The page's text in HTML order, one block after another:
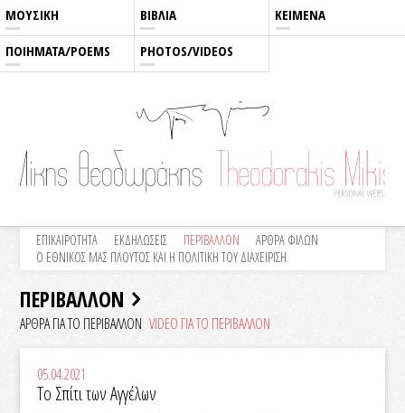
ΜΟΥΣΙΚΗ ΒΙΒΛΙΑ ΚΕΙΜΕΝΑ
ΠΟΙΗΜΑΤΑ/POEMS PHOTOS/VIDEOS
ΕΠΙΚΑΙΡΟΤΗΤΑ ΕΚΔΗΛΩΣΕΙΣ ΠΕΡΙΒΑΛΛΟΝ
ΑΡΘΡΑ ΦΙΛΩΝ
Ο ΕΘΝΙΚΟΣ ΜΑΣ ΠΛΟΥΤΟΣ ΚΑΙ Η ΠΟΛΙΤΙΚΗ ΤΟΥ ΔΙΑΧΕΙΡΙΣΗ
ΠΕΡΙΒΑΛΛΟΝ
ΑΡΘΡΑ ΓΙΑ ΤΟ ΠΕΡΙΒΑΛΛΟΝ VIDEO ΓΙΑ ΤΟ ΠΕΡΙΒΑΛΛΟN
05.04.2021
Το Σπίτι των Αγγέλων